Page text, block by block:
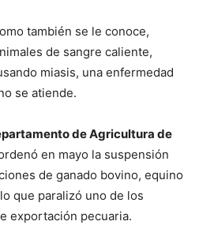
también se le conoce,
de sangre caliente,
miasis, una enfermedad
se atiende.
de Agricultura de
en mayo la suspensión
de ganado bovino, equino
que paralizó uno de los
exportación pecuaria.